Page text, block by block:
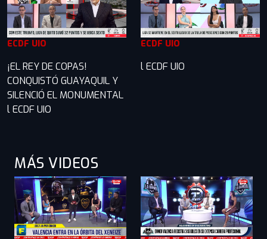
ECDF UIO
¡EL REY DE COPAS!
CONQUISTÓ GUAYAQUIL Y
SILENCIÓ EL MONUMENTAL
l ECDF UIO
ECDF UIO
l ECDF UIO
MÁS VIDEOS